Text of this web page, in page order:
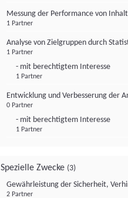
Messung der Performance von
1 Partner
Analyse von Zielgruppen durch
1 Partner
- mit berechtigtem Interesse
1 Partner
Entwicklung und Verbesserung der
0 Partner
- mit berechtigtem Interesse
1 Partner
Spezielle Zwecke (3)
Gewährleistung der Sicherheit,
2 Partner